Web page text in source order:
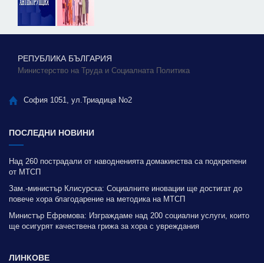
РЕПУБЛИКА БЪЛГАРИЯ
Министерство на Труда и Социалната Политика
София 1051, ул.Триадица No2
ПОСЛЕДНИ НОВИНИ
Над 260 пострадали от наводненията домакинства са подкрепени
от МТСП
Зам.-министър Клисурска: Социалните иновации ще достигат до
повече хора благодарение на методика на МТСП
Министър Ефремова: Изграждаме над 200 социални услуги, които
ще осигурят качествена грижа за хора с увреждания
ЛИНКОВЕ